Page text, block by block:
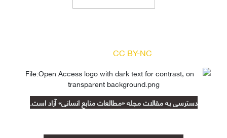
CC BY-NC
دسترسی به مقالات مجله «مطالعات منابع انسانی» آزاد است.